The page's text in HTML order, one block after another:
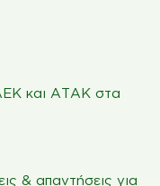
και ΑΤΑΚ στα
& απαντήσεις για